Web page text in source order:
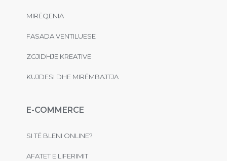
MIRËQENIA
FASADA VENTILUESE
ZGJIDHJE KREATIVE
KUJDESI DHE MIRËMBAJTJA
E-COMMERCE
SI TË BLENI ONLINE?
AFATET E LIFERIMIT